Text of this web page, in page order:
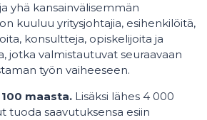
yhä kansainvälisemmän
kuuluu yritysjohtajia, esihenkilöitä,
konsultteja, opiskelijoita ja
jotka valmistautuvat seuraavaan
työn vaiheeseen.
maasta. Lisäksi lähes 4 000
tuoda saavutuksensa esiin